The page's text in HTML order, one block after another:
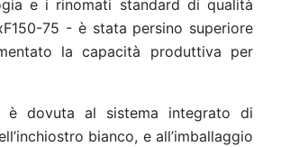
e i rinomati standard di qualità
75 - è stata persino superiore
la capacità produttiva per
è dovuta al sistema integrato di
bianco, e all’imballaggio